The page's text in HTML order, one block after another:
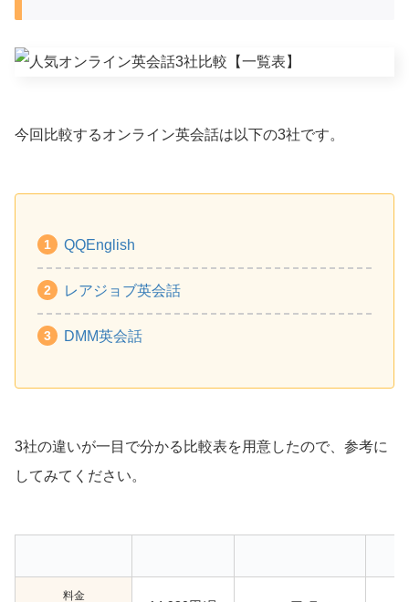
今回比較するオンライン英会話は以下の3社です。
QQEnglish
レアジョブ英会話
DMM英会話
3社の違いが一目で分かる比較表を用意したので、参考に
してみてください。
料金